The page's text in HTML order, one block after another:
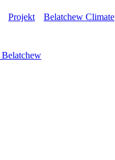
Projekt Belatchew Climate